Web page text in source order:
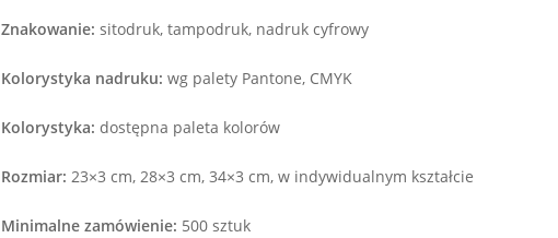
Znakowanie: sitodruk, tampodruk, nadruk cyfrowy
Kolorystyka nadruku: wg palety Pantone, CMYK
Kolorystyka: dostępna paleta kolorów
Rozmiar: 23×3 cm, 28×3 cm, 34×3 cm, w indywidualnym kształcie
Minimalne zamówienie: 500 sztuk